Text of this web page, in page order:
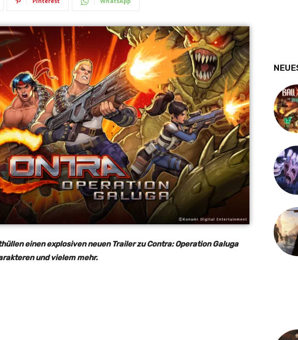
einen explosiven neuen Trailer zu Contra: Operation Galuga
und vielem mehr.